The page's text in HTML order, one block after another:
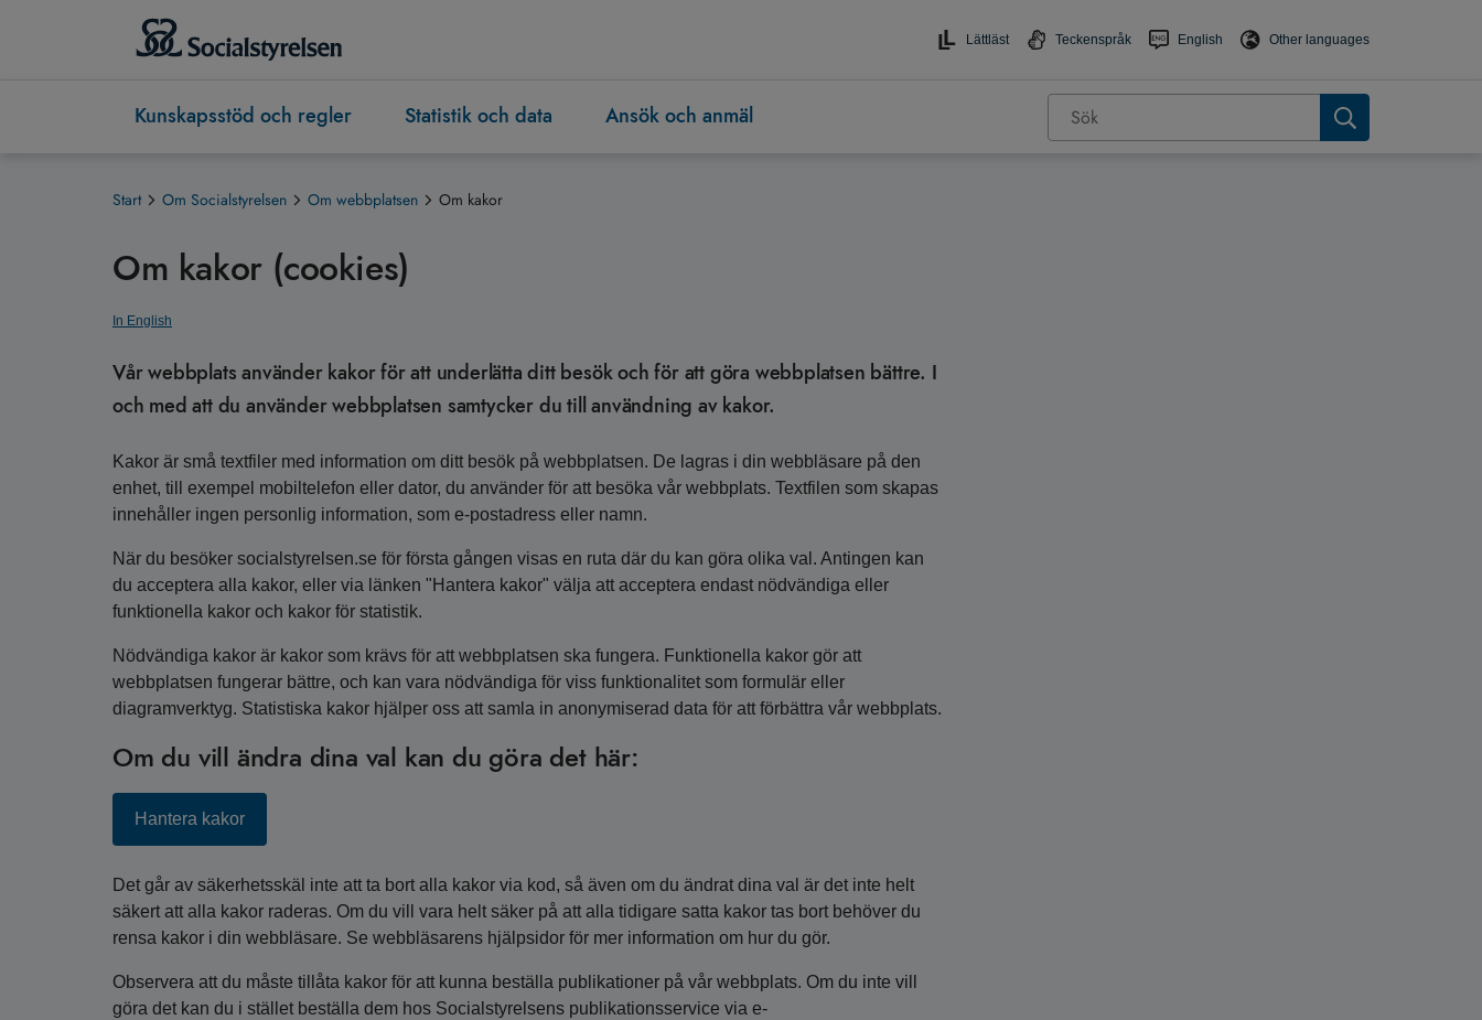
Lättläst Teckenspråk English Other languages
Kunskapsstöd och regler Statistik och data Ansök och anmäl
Start Om Socialstyrelsen Om webbplatsen Om kakor
Om kakor (cookies)
In English
Vår webbplats använder kakor för att underlätta ditt besök och för att göra webbplatsen bättre. I
och med att du använder webbplatsen samtycker du till användning av kakor.
Kakor är små textfiler med information om ditt besök på webbplatsen. De lagras i din webbläsare på den
enhet, till exempel mobiltelefon eller dator, du använder för att besöka vår webbplats. Textfilen som skapas
innehåller ingen personlig information, som e-postadress eller namn.
När du besöker socialstyrelsen.se för första gången visas en ruta där du kan göra olika val. Antingen kan
du acceptera alla kakor, eller via länken "Hantera kakor" välja att acceptera endast nödvändiga eller
funktionella kakor och kakor för statistik.
Nödvändiga kakor är kakor som krävs för att webbplatsen ska fungera. Funktionella kakor gör att
webbplatsen fungerar bättre, och kan vara nödvändiga för viss funktionalitet som formulär eller
diagramverktyg. Statistiska kakor hjälper oss att samla in anonymiserad data för att förbättra vår webbplats.
Om du vill ändra dina val kan du göra det här:
Hantera kakor
Det går av säkerhetsskäl inte att ta bort alla kakor via kod, så även om du ändrat dina val är det inte helt
säkert att alla kakor raderas. Om du vill vara helt säker på att alla tidigare satta kakor tas bort behöver du
rensa kakor i din webbläsare. Se webbläsarens hjälpsidor för mer information om hur du gör.
Observera att du måste tillåta kakor för att kunna beställa publikationer på vår webbplats. Om du inte vill
göra det kan du i stället beställa dem hos Socialstyrelsens publikationsservice via e-